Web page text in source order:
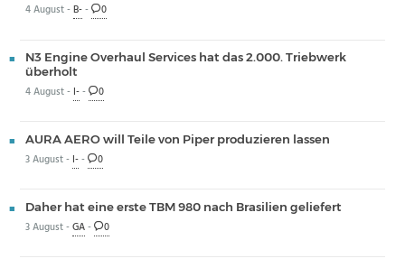
4 August -B-- 0
N3 Engine Overhaul Services hat das 2.000. Triebwerk
überholt
4 August - I-- 0
AURA AERO will Teile von Piper produzieren lassen
3 August - I-- 0
Daher hat eine erste TBM 980 nach Brasilien geliefert
3 August -GA- 0